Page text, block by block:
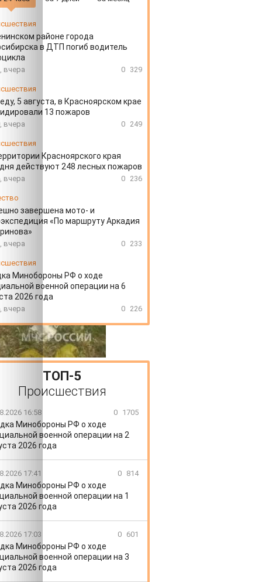
районе города
в ДТП погиб водитель
вчера 0 329
5 августа, в Красноярском крае
13 пожаров
вчера 0 249
Красноярского края
действуют 248 лесных пожаров
вчера 0 236
завершена мото- и
«По маршруту Аркадия
вчера 0 233
Минобороны РФ о ходе
военной операции на 6
2026 года
вчера 0 226
ТОП-5
Происшествия
16:58 0 1705
Минобороны РФ о ходе
военной операции на 2
2026 года
17:41 0 814
Минобороны РФ о ходе
военной операции на 1
2026 года
17:03 0 601
Минобороны РФ о ходе
военной операции на 3
2026 года